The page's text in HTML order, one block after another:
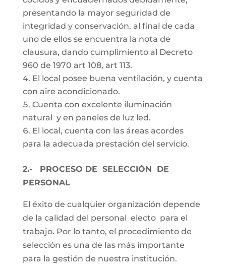
presentando la mayor seguridad de
integridad y conservación, al final de cada
uno de ellos se encuentra la nota de
clausura, dando cumplimiento al Decreto
960 de 1970 art 108, art 113.
El local posee buena ventilación, y cuenta
con aire acondicionado.
Cuenta con excelente iluminación
natural y en paneles de luz led.
El local, cuenta con las áreas acordes
para la adecuada prestación del servicio.
2.- PROCESO DE SELECCIÓN DE
PERSONAL
El éxito de cualquier organización depende
de la calidad del personal electo para el
trabajo. Por lo tanto, el procedimiento de
selección es una de las más importante
para la gestión de nuestra institución.